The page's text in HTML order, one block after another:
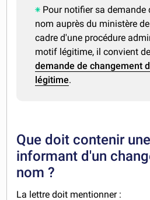
Pour notifier sa demande
nom auprès du ministère
cadre d'une procédure
motif légitime, il convient
demande de changement
légitime.
Que doit contenir
informant d'un
nom ?
La lettre doit mentionner :